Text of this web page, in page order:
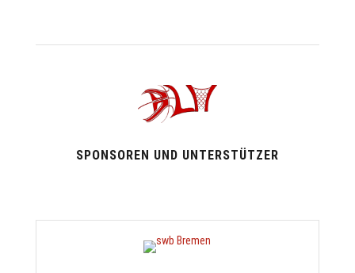
SPONSOREN UND UNTERSTÜTZER